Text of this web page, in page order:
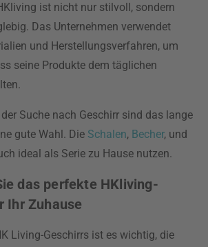
ist nicht nur stilvoll, sondern
Das Unternehmen verwendet
und Herstellungsverfahren, um
seine Produkte dem täglichen
Suche nach Geschirr sind das lange
gute Wahl. Die Schalen, Becher, und
ideal als Serie zu Hause nutzen.
das perfekte HKliving-
Ihr Zuhause
Living-Geschirrs ist es wichtig, die